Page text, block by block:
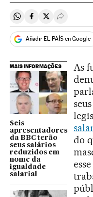
Compartir en Whatsapp
Compartir en
Compartir en
Añadir EL PAÍS en Google
MAIS INFORMAÇÕES
Seis
apresentadores
da BBC terão
seus salários
reduzidos em
nome da
igualdade
salarial
As
do